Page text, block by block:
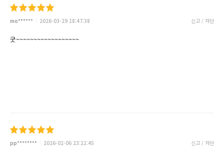
mo****** 2026-03-29 18:47:38 신고 / 차단
굿~~~~~~~~~~~~~~~~~~
pp******** 2026-02-06 23:21:45 신고 / 차단